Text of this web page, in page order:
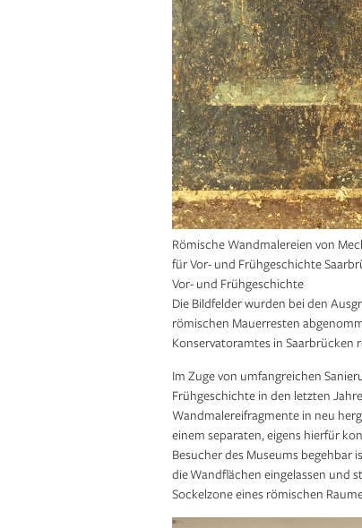
Römische Wandmalereien von
für Vor- und Frühgeschichte
Vor- und Frühgeschichte
Die Bildfelder wurden bei den
römischen Mauerresten
Konservatoramtes in Saarbrücken
Im Zuge von umfangreichen
Frühgeschichte in den letzten
Wandmalereifragmente in neu
einem separaten, eigens hierfür
Besucher des Museums begehbar
die Wandflächen eingelassen und
Sockelzone eines römischen